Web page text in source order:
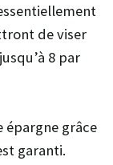
de viser
8 par
épargne grâce
garanti.